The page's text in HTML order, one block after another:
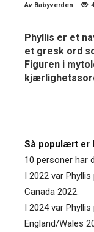
Av Babyverden
Phyllis er et
et gresk ord
Figuren i
Så populært er
10 personer har
I 2022 var
Canada 2022.
I 2024 var
England/Wales